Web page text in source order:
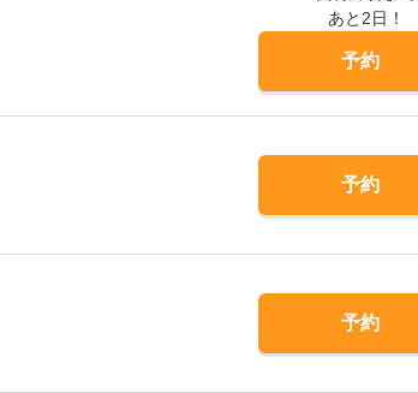
あと2日！
予約
予約
予約